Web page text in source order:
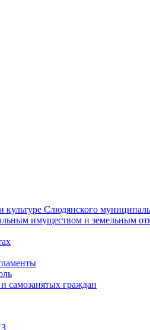
Слюдянского
имуществом и земельным
граждан